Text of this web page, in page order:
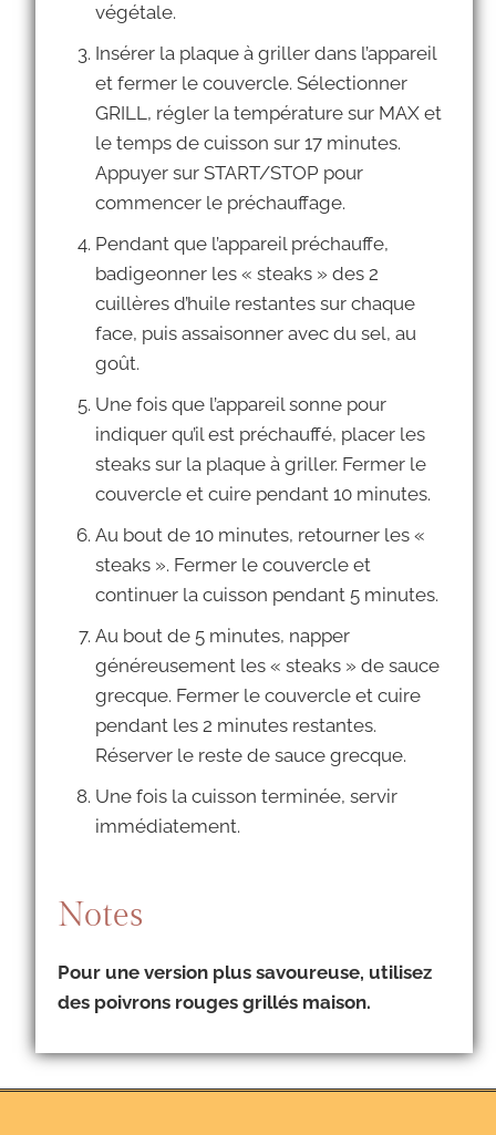
végétale.
Insérer la plaque à griller dans l’appareil
et fermer le couvercle. Sélectionner
GRILL, régler la température sur MAX et
le temps de cuisson sur 17 minutes.
Appuyer sur START/STOP pour
commencer le préchauffage.
Pendant que l’appareil préchauffe,
badigeonner les « steaks » des 2
cuillères d’huile restantes sur chaque
face, puis assaisonner avec du sel, au
goût.
Une fois que l’appareil sonne pour
indiquer qu’il est préchauffé, placer les
steaks sur la plaque à griller. Fermer le
couvercle et cuire pendant 10 minutes.
Au bout de 10 minutes, retourner les «
steaks ». Fermer le couvercle et
continuer la cuisson pendant 5 minutes.
Au bout de 5 minutes, napper
généreusement les « steaks » de sauce
grecque. Fermer le couvercle et cuire
pendant les 2 minutes restantes.
Réserver le reste de sauce grecque.
Une fois la cuisson terminée, servir
immédiatement.
Notes
Pour une version plus savoureuse, utilisez
des poivrons rouges grillés maison.